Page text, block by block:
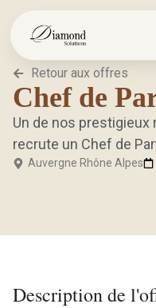
Retour aux offres
Chef de
Un de nos
recrute un Chef de
Auvergne Rhône Alpes
Description de